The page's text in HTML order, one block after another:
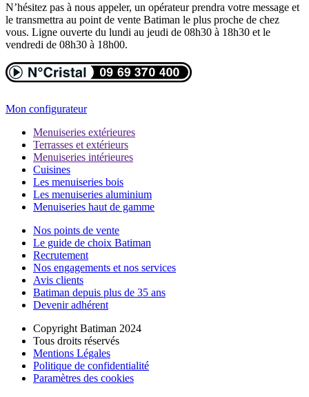
N’hésitez pas à nous appeler, un opérateur prendra votre message et
le transmettra au point de vente Batiman le plus proche de chez
vous. Ligne ouverte du lundi au jeudi de 08h30 à 18h30 et le
vendredi de 08h30 à 18h00.
Mon configurateur
Menuiseries extérieures
Terrasses et extérieurs
Menuiseries intérieures
Cuisines
Les menuiseries bois
Les menuiseries aluminium
Menuiseries haut de gamme
Nos points de vente
Le guide de choix Batiman
Recrutement
Nos engagements et nos services
Avis clients
Batiman depuis plus de 35 ans
Devenir adhérent
Copyright Batiman 2024
Tous droits réservés
Mentions Légales
Politique de confidentialité
Paramètres des cookies